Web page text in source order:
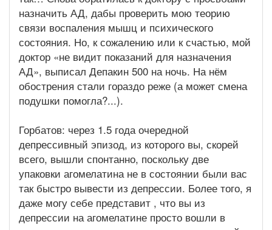
назначить АД, дабы проверить мою теорию
связи воспаления мышц и психического
состояния. Но, к сожалению или к счастью, мой
доктор «не видит показаний для назначения
АД», выписал Депакин 500 на ночь. На нём
обострения стали гораздо реже (а может смена
подушки помогла?...).
Горбатов: через 1.5 года очередной
депрессивный эпизод, из которого вы, скорей
всего, вышли спонтанно, поскольку две
упаковки агомелатина не в состоянии были вас
так быстро вывести из депрессии. Более того, я
даже могу себе представит , что вы из
депрессии на агомелатине просто вошли в